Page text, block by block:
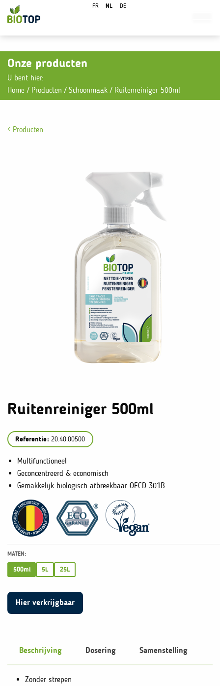
FR NL DE
Onze producten
U bent hier:
Home / Producten/ Schoonmaak/ Ruitenreiniger 500ml
Producten
Ruitenreiniger 500ml
Referentie: 20.40.00500
Multifunctioneel
Geconcentreerd & economisch
Gemakkelijk biologisch afbreekbaar OECD 301B
MATEN:
500ml 5L 25L
Hier verkrijgbaar
Beschrijving Dosering Samenstelling
Zonder strepen